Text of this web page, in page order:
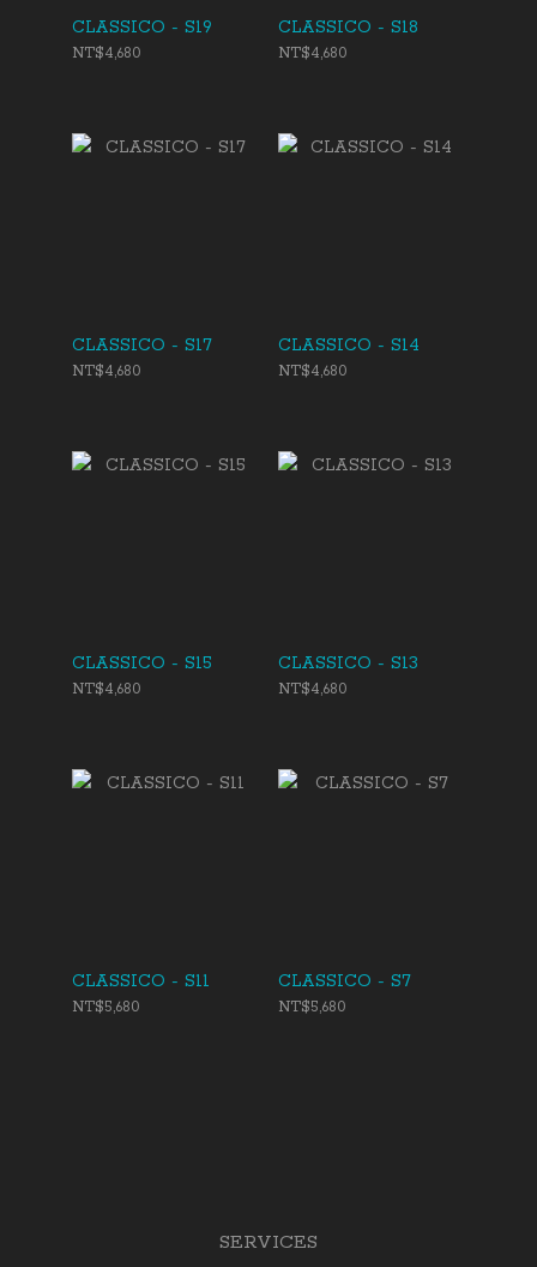
CLASSICO - S19
NT$4,680
CLASSICO - S18
NT$4,680
CLASSICO - S17
NT$4,680
CLASSICO - S14
NT$4,680
CLASSICO - S15
NT$4,680
CLASSICO - S13
NT$4,680
CLASSICO - S11
NT$5,680
CLASSICO - S7
NT$5,680
SERVICES